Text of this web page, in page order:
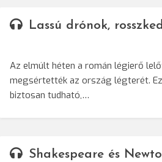
Lassú drónok,
Az elmúlt héten a román légierő
megsértették az ország légterét.
biztosan tudható,…
Shakespeare és